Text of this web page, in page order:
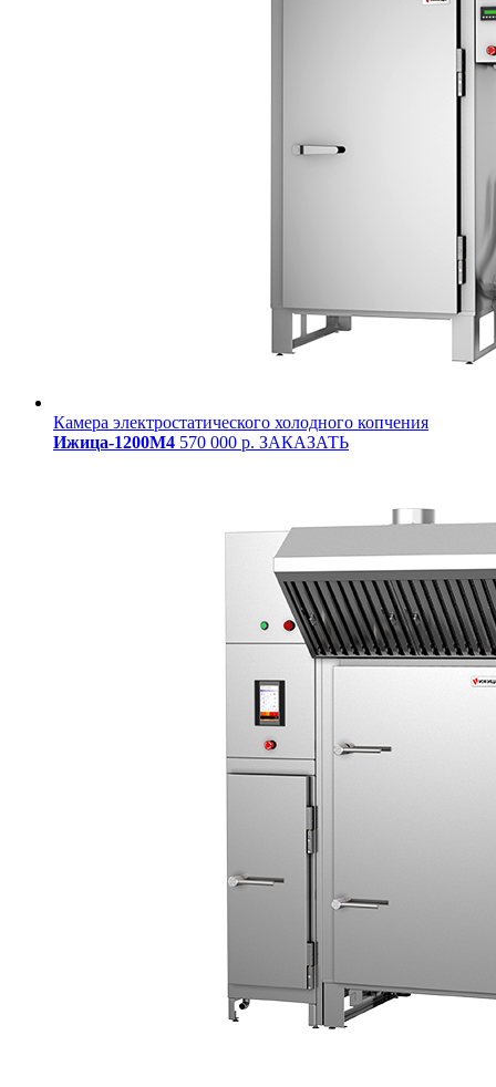
Камера электростатического холодного копчения
Ижица-1200М4 570 000 р. ЗАКАЗАТЬ